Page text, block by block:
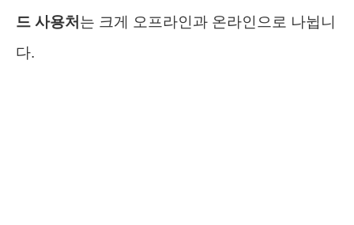
드 사용처 는 크게 오프라인과 온라인으로 나뉩니
다.